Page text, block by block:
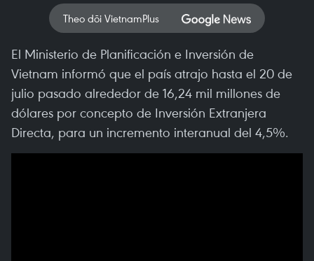
Theo dõi VietnamPlus
El Ministerio de Planificación e Inversión de
Vietnam informó que el país atrajo hasta el 20 de
julio pasado alrededor de 16,24 mil millones de
dólares por concepto de Inversión Extranjera
Directa, para un incremento interanual del 4,5%.